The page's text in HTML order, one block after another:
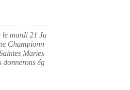
le mardi 21 Ju
Championn
Maries
donnerons ég